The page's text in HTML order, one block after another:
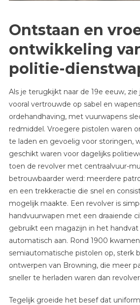
Ontstaan en
ontwikkeling
politie-
Als je terugkijkt naar de 19e eeuw,
vooral vertrouwde op sabel en
ordehandhaving, met vuurwapens
redmiddel. Vroegere pistolen waren
te laden en gevoelig voor storingen,
geschikt waren voor dagelijks
toen de revolver met centraalvuur-
betrouwbaarder werd: meerdere
en een trekkeractie die snel en
mogelijk maakte. Een revolver is
handvuurwapen met een draaiende
gebruikt een magazijn in het
automatisch aan. Rond 1900
semiautomatische pistolen op, sterk
ontwerpen van Browning, die meer
sneller te herladen waren dan
Tegelijk groeide het besef dat